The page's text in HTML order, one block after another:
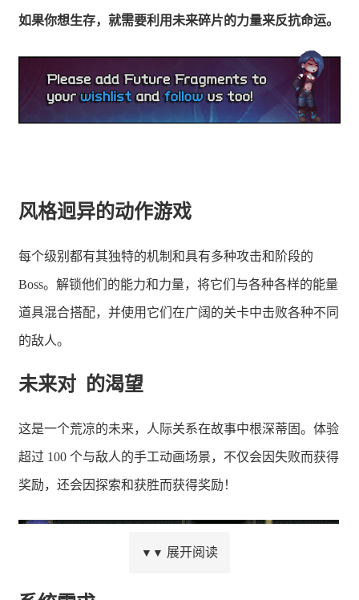
如果你想生存，就需要利用未来碎片的力量来反抗命运。
风格迥异的动作游戏
每个级别都有其独特的机制和具有多种攻击和阶段的
Boss。解锁他们的能力和力量，将它们与各种各样的能量
道具混合搭配，并使用它们在广阔的关卡中击败各种不同
的敌人。
未来对 的渴望
这是一个荒凉的未来，人际关系在故事中根深蒂固。体验
超过 100 个与敌人的手工动画场景，不仅会因失败而获得
奖励，还会因探索和获胜而获得奖励！
▼▼ 展开阅读